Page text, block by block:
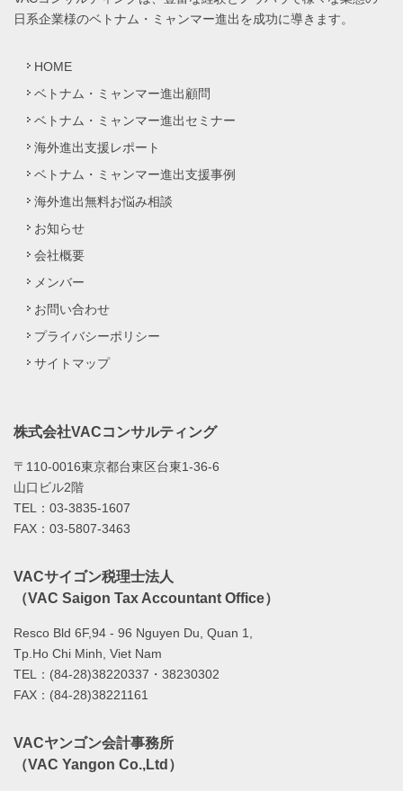
日系企業様のベトナム・ミャンマー進出を成功に導きます。
HOME
ベトナム・ミャンマー進出顧問
ベトナム・ミャンマー進出セミナー
海外進出支援レポート
ベトナム・ミャンマー進出支援事例
海外進出無料お悩み相談
お知らせ
会社概要
メンバー
お問い合わせ
プライバシーポリシー
サイトマップ
株式会社VACコンサルティング
〒110-0016東京都台東区台東1-36-6
山口ビル2階
TEL：03-3835-1607
FAX：03-5807-3463
VACサイゴン税理士法人
（VAC Saigon Tax Accountant Office）
Resco Bld 6F,94 - 96 Nguyen Du, Quan 1,
Tp.Ho Chi Minh, Viet Nam
TEL：(84-28)38220337・38230302
FAX：(84-28)38221161
VACヤンゴン会計事務所
（VAC Yangon Co.,Ltd）